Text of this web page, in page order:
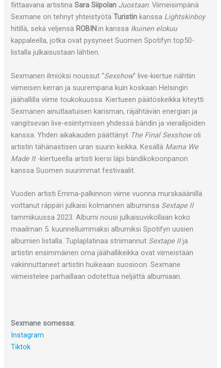
fiittaavana artistina Sara Siipolan Juostaan. Viimeisimpänä
Sexmane on tehnyt yhteistyötäTuristin kanssa Lightskinboy
hitillä, sekä veljensä ROBIN:in kanssa Ikuinen elokuu
kappaleella, jotka ovat pysyneet Suomen Spotifyn top50-
listalla julkaisustaan lähtien.
Sexmanen ilmiöksi noussut “Sexshow” live-kiertue nähtiin
viimeisen kerran ja suurempana kuin koskaan Helsingin
jäähallilla viime toukokuussa. Kiertueen päätöskeikka kiteytti
Sexmanen ainutlaatuisen karisman, räjähtävän energian ja
vangitsevan live-esiintymisen yhdessä bändin ja vierailijoiden
kanssa. Yhden aikakauden päättänyt The Final Sexshowoli
artistin tähänastisen uran suurin keikka. Kesällä Mama We
Made It-kiertueella artisti kiersi läpi bändikokoonpanon
kanssa Suomen suurimmat festivaalit.
Vuoden artisti Emma-palkinnon viime vuonna murskaäänillä
voittanut räppäri julkaisi kolmannen albuminsa Sextape II
tammikuussa 2023. Albumi nousi julkaisuviikollaan koko
maailman 5. kuunnelluimmaksi albumiksi Spotifyn uusien
albumien listalla. Tuplaplatinaa striimannut Sextape IIja
artistin ensimmäinen oma jäähallikeikka ovat viimeistään
vakiinnuttaneet artistin huikeaan suosioon. Sexmane
viimeistelee parhaillaan odotettua neljättä albumiaan.
Sexmane somessa:
Instagram
Tiktok